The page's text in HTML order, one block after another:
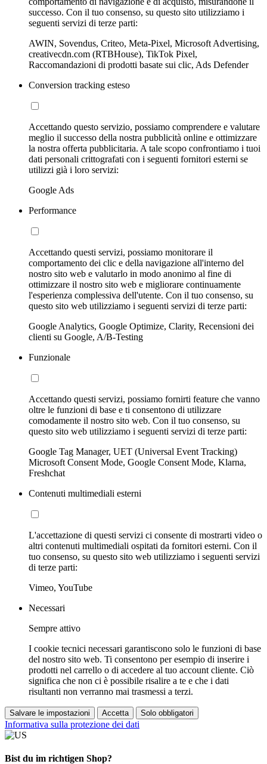
successo. Con il tuo consenso, su questo sito utilizziamo i
seguenti servizi di terze parti:
AWIN, Sovendus, Criteo, Meta-Pixel, Microsoft Advertising,
creativecdn.com (RTBHouse), TikTok Pixel,
Raccomandazioni di prodotti basate sui clic, Ads Defender
Conversion tracking esteso
Accettando questo servizio, possiamo comprendere e valutare
meglio il successo della nostra pubblicità online e ottimizzare
la nostra offerta pubblicitaria. A tale scopo confrontiamo i tuoi
dati personali crittografati con i seguenti fornitori esterni se
utilizzi già i loro servizi:
Google Ads
Performance
Accettando questi servizi, possiamo monitorare il
comportamento dei clic e della navigazione all'interno del
nostro sito web e valutarlo in modo anonimo al fine di
ottimizzare il nostro sito web e migliorare continuamente
l'esperienza complessiva dell'utente. Con il tuo consenso, su
questo sito web utilizziamo i seguenti servizi di terze parti:
Google Analytics, Google Optimize, Clarity, Recensioni dei
clienti su Google, A/B-Testing
Funzionale
Accettando questi servizi, possiamo fornirti feature che vanno
oltre le funzioni di base e ti consentono di utilizzare
comodamente il nostro sito web. Con il tuo consenso, su
questo sito web utilizziamo i seguenti servizi di terze parti:
Google Tag Manager, UET (Universal Event Tracking)
Microsoft Consent Mode, Google Consent Mode, Klarna,
Freshchat
Contenuti multimediali esterni
L'accettazione di questi servizi ci consente di mostrarti video o
altri contenuti multimediali ospitati da fornitori esterni. Con il
tuo consenso, su questo sito web utilizziamo i seguenti servizi
di terze parti:
Vimeo, YouTube
Necessari
Sempre attivo
I cookie tecnici necessari garantiscono solo le funzioni di base
del nostro sito web. Ti consentono per esempio di inserire i
prodotti nel carrello o di accedere al tuo account cliente. Ciò
significa che non ci è possibile risalire a te e che i dati
risultanti non verranno mai trasmessi a terzi.
Salvare le impostazioni Accetta Solo obbligatori
Informativa sulla protezione dei dati
Bist du im richtigen Shop?